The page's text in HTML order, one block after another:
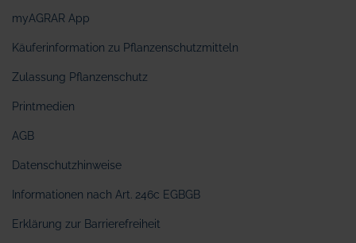
myAGRAR App
Käuferinformation zu Pflanzenschutzmitteln
Zulassung Pflanzenschutz
Printmedien
AGB
Datenschutzhinweise
Informationen nach Art. 246c EGBGB
Erklärung zur Barrierefreiheit